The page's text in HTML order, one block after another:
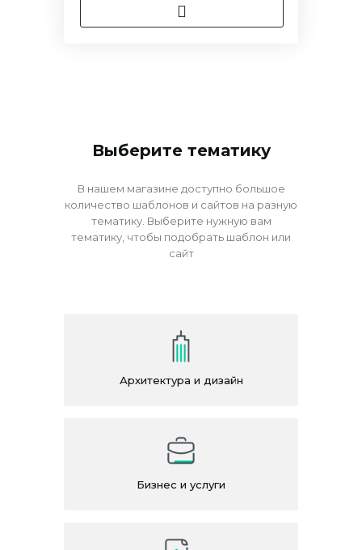
Выберите тематику
В нашем магазине доступно большое
количество шаблонов и сайтов на разную
тематику. Выберите нужную вам
тематику, чтобы подобрать шаблон или
сайт
Архитектура и дизайн
Бизнес и услуги